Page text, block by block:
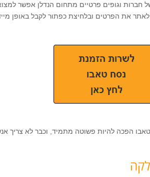
חברות וגופים פרטיים מתחום הנדלן אפשר
את הפרטים ובלחיצת כפתור לקבל באופן
הפכה להיות פשוטה מתמיד, וכבר לא צריך